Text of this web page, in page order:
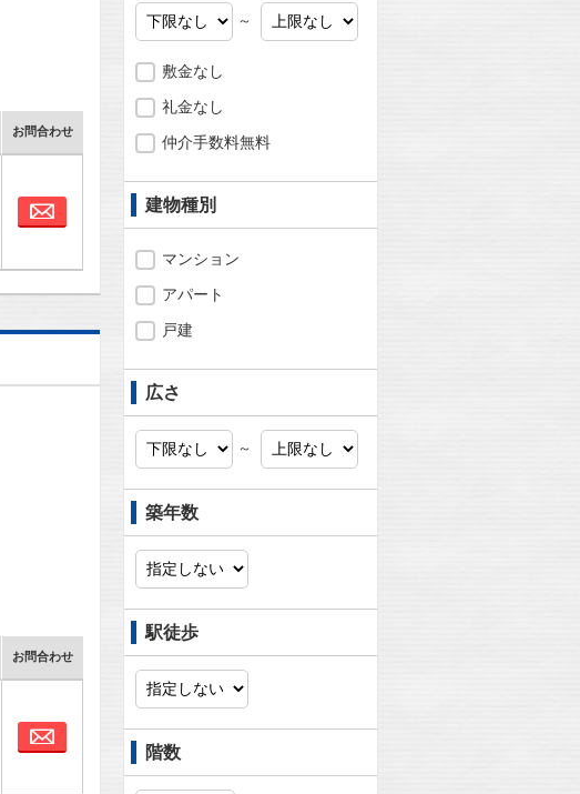
お問合わせ
お問合わせ
お問合わせ
～
敷金なし
礼金なし
仲介手数料無料
建物種別
マンション
アパート
戸建
広さ
～
築年数
駅徒歩
階数